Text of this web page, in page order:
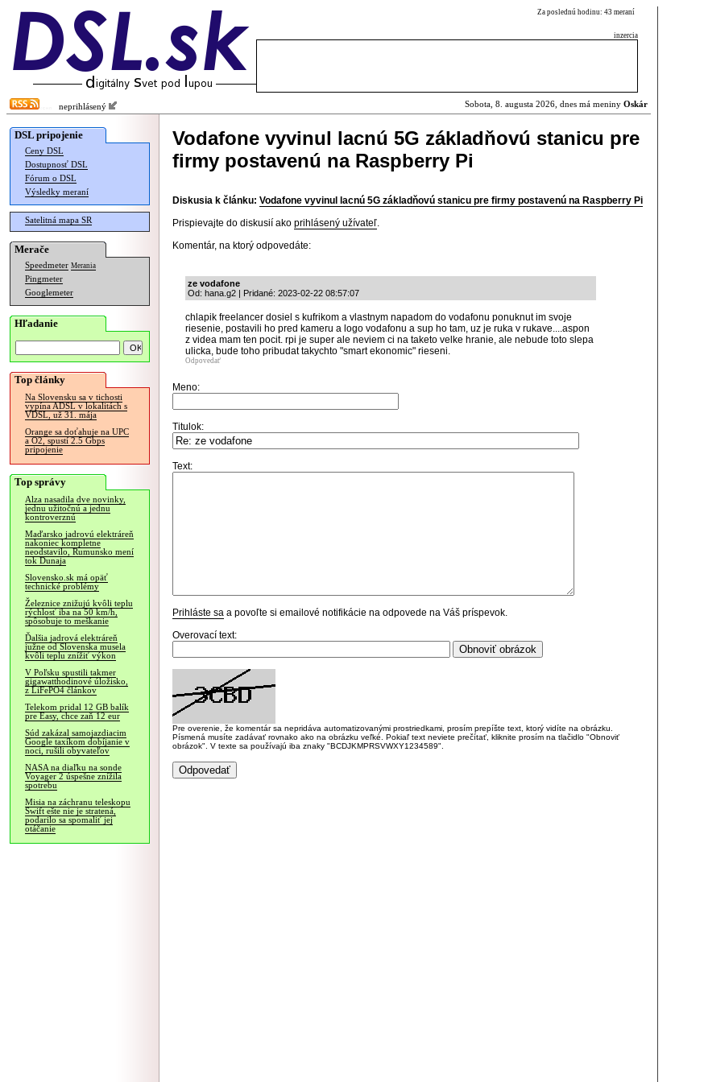
Za poslednú hodinu: 43 meraní
inzercia
neprihlásený Sobota, 8. augusta 2026, dnes má meniny Oskár
DSL pripojenie
Ceny DSL
Dostupnosť DSL
Fórum o DSL
Výsledky meraní
Satelitná mapa SR
Merače
Speedmeter Merania
Pingmeter
Googlemeter
Hľadanie
Top články
Na Slovensku sa v tichosti
vypína ADSL v lokalitách s
VDSL, už 31. mája
Orange sa doťahuje na UPC
a O2, spustí 2.5 Gbps
pripojenie
Top správy
Alza nasadila dve novinky,
jednu užitočnú a jednu
kontroverznú
Maďarsko jadrovú elektráreň
nakoniec kompletne
neodstavilo, Rumunsko mení
tok Dunaja
Slovensko.sk má opäť
technické problémy
Železnice znižujú kvôli teplu
rýchlosť iba na 50 km/h,
spôsobuje to meškanie
Ďalšia jadrová elektráreň
južne od Slovenska musela
kvôli teplu znížiť výkon
V Poľsku spustili takmer
gigawatthodinové úložisko,
z LiFePO4 článkov
Telekom pridal 12 GB balík
pre Easy, chce zaň 12 eur
Súd zakázal samojazdiacim
Google taxíkom dobíjanie v
noci, rušili obyvateľov
NASA na diaľku na sonde
Voyager 2 úspešne znížila
spotrebu
Misia na záchranu teleskopu
Swift ešte nie je stratená,
podarilo sa spomaliť jej
otáčanie
Vodafone vyvinul lacnú 5G základňovú stanicu pre
firmy postavenú na Raspberry Pi
Diskusia k článku: Vodafone vyvinul lacnú 5G základňovú stanicu pre firmy postavenú na Raspberry Pi
Prispievajte do diskusií ako prihlásený užívateľ.
Komentár, na ktorý odpovedáte:
ze vodafone
Od: hana.g2 | Pridané: 2023-02-22 08:57:07
chlapik freelancer dosiel s kufrikom a vlastnym napadom do vodafonu ponuknut im svoje
riesenie, postavili ho pred kameru a logo vodafonu a sup ho tam, uz je ruka v rukave....aspon
z videa mam ten pocit. rpi je super ale neviem ci na taketo velke hranie, ale nebude toto slepa
ulicka, bude toho pribudat takychto "smart ekonomic" rieseni.
Odpovedať
Meno:
Titulok:
Text:
Prihláste sa a povoľte si emailové notifikácie na odpovede na Váš príspevok.
Overovací text:
Pre overenie, že komentár sa nepridáva automatizovanými prostriedkami, prosím prepíšte text, ktorý vidíte na obrázku.
Písmená musíte zadávať rovnako ako na obrázku veľké. Pokiaľ text neviete prečítať, kliknite prosím na tlačidlo "Obnoviť
obrázok". V texte sa používajú iba znaky "BCDJKMPRSVWXY1234589".